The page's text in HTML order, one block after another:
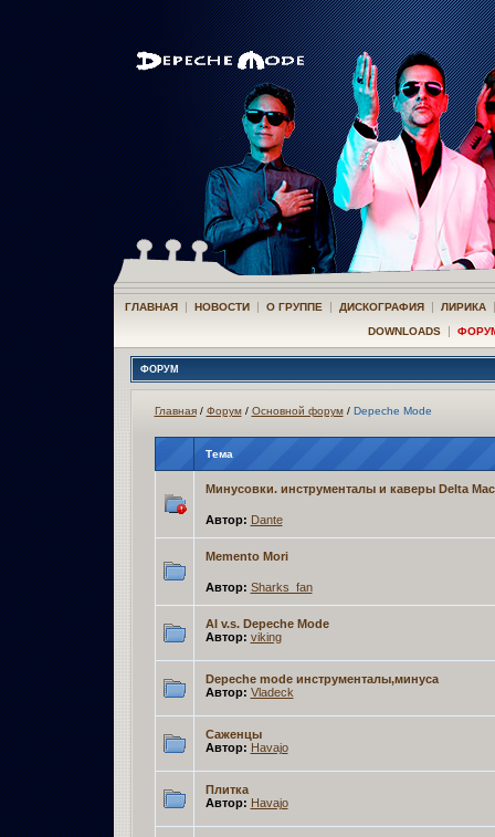
ГЛАВНАЯ | НОВОСТИ | О ГРУППЕ | ДИСКОГРАФИЯ | ЛИРИКА
DOWNLOADS |
ФОРУМ
Главная/ Форум/ Основной форум/ Depeche Mode
Тема
Минусовки. инструменталы и каверы Delta
Автор: Dante
Memento Mori
Автор: Sharks_fan
AI v.s. Depeche Mode
Автор: viking
Depeche mode инструменталы,минуса
Автор: Vladeck
Саженцы
Автор: Havajo
Плитка
Автор: Havajo